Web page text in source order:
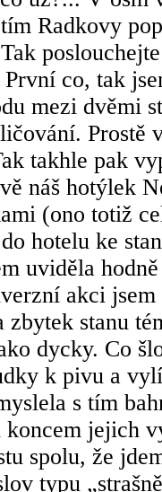
Radkovy
co, tak
mezi dvěmi
Prostě
takhle pak
náš hotýlek
(ono totiž
hotelu ke
uviděla
akci
zbytek stanu
dycky. Co
k pivu a
s tím
koncem jejich
spolu, že
typu